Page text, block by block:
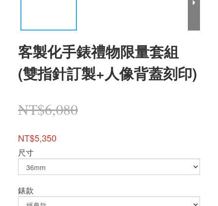
客製化手錶禮物限量套組
(雙指針訂製+人像背蓋刻印)
NT$6,080
NT$5,350
尺寸
錶款